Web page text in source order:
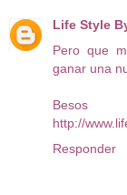
Life Style
Pero que
ganar una
Besos
http://
Responder